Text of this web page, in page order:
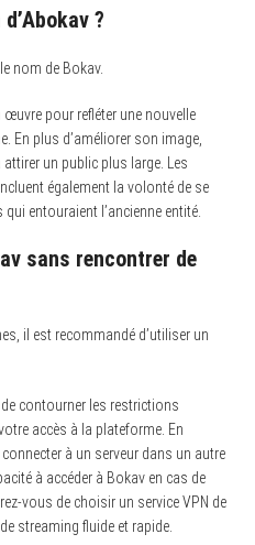
?
nom de Bokav.
pour refléter une nouvelle
En plus d’améliorer son image,
un public plus large. Les
également la volonté de se
entouraient l’ancienne entité.
sans rencontrer de
il est recommandé d’utiliser un
contourner les restrictions
accès à la plateforme. En
à un serveur dans un autre
à accéder à Bokav en cas de
vous de choisir un service VPN de
streaming fluide et rapide.